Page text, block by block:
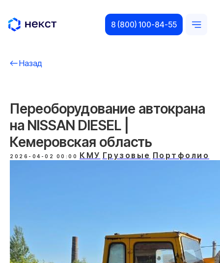
8 (800) 100-84-55
Переоборудование автокрана
на NISSAN DIESEL |
Кемеровская область
2026-04-02 00:00 КМУ Грузовые Портфолио